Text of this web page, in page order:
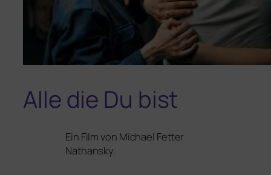
Alle die Du bist
Ein Film von Michael Fetter
Nathansky.